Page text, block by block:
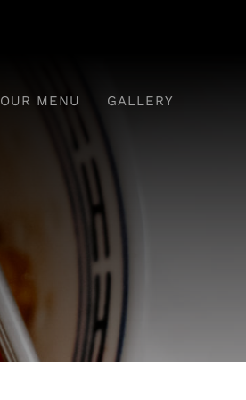
OUR MENU GALLERY